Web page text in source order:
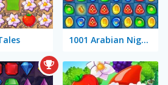
1001 Arabian Nights